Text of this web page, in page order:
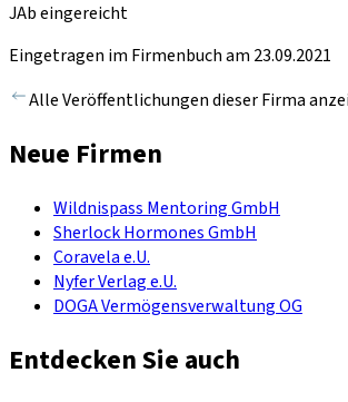
JAb eingereicht
Eingetragen im Firmenbuch am 23.09.2021
Alle Veröffentlichungen dieser Firma
Neue Firmen
Wildnispass Mentoring GmbH
Sherlock Hormones GmbH
Coravela e.U.
Nyfer Verlag e.U.
DOGA Vermögensverwaltung OG
Entdecken Sie auch